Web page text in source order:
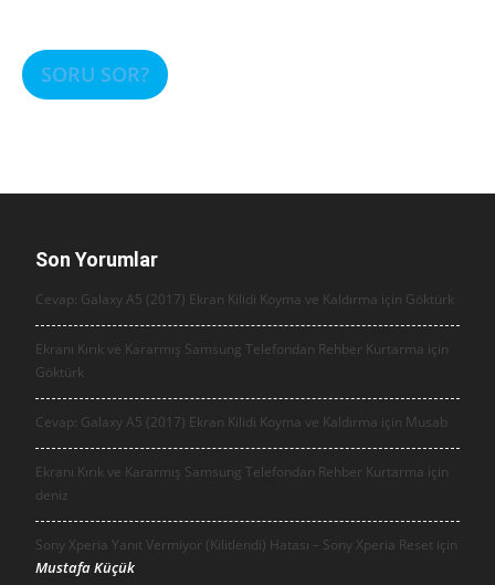
SORU SOR?
Son Yorumlar
Cevap: Galaxy A5 (2017) Ekran Kilidi Koyma ve Kaldırma için Göktürk
Ekranı Kırık ve Kararmış Samsung Telefondan Rehber Kurtarma için
Göktürk
Cevap: Galaxy A5 (2017) Ekran Kilidi Koyma ve Kaldırma için Musab
Ekranı Kırık ve Kararmış Samsung Telefondan Rehber Kurtarma için
deniz
Sony Xperia Yanıt Vermiyor (Kilitlendi) Hatası – Sony Xperia Reset için
Mustafa Küçük